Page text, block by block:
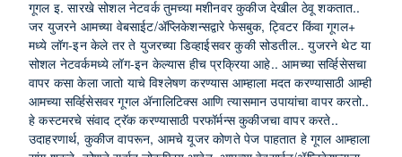
गूगल इ. सारखे सोशल नेटवर्क तुमच्या मशीनवर कुकीज देखील ठेवू शकतात..
जर युजरने आमच्या वेबसाईट/ॲप्लिकेशन्सद्वारे फेसबुक, ट्विटर किंवा गूगल+
मध्ये लॉग-इन केले तर ते युजरच्या डिव्हाईसवर कुकी सोडतील.. युजरने थेट या
सोशल नेटवर्कमध्ये लॉग-इन केल्यास हीच प्रक्रिया आहे.. आमच्या सर्व्हिसेसचा
वापर कसा केला जातो याचे विश्लेषण करण्यास आम्हाला मदत करण्यासाठी आम्ही
आमच्या सर्व्हिसेसवर गूगल ॲनालिटिक्स आणि त्यासमान उपायांचा वापर करतो..
हे कस्टमरचे संवाद ट्रॅक करण्यासाठी परफॉर्मन्स कुकीजचा वापर करते..
उदाहरणार्थ, कुकीज वापरून, आमचे यूजर कोणते पेज पाहतात हे गूगल आम्हाला